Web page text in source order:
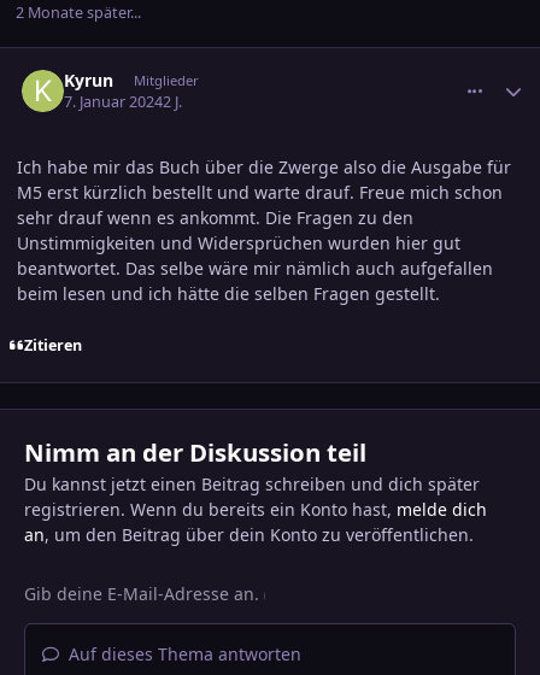
2 Monate später...
Kyrun Mitglieder
7. Januar 20242 J.
Ich habe mir das Buch über die Zwerge also die Ausgabe für
M5 erst kürzlich bestellt und warte drauf. Freue mich schon
sehr drauf wenn es ankommt. Die Fragen zu den
Unstimmigkeiten und Widersprüchen wurden hier gut
beantwortet. Das selbe wäre mir nämlich auch aufgefallen
beim lesen und ich hätte die selben Fragen gestellt.
Zitieren
Nimm an der Diskussion teil
Du kannst jetzt einen Beitrag schreiben und dich später
registrieren. Wenn du bereits ein Konto hast, melde dich
an, um den Beitrag über dein Konto zu veröffentlichen.
Auf dieses Thema antworten